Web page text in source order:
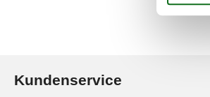
Kundenservice